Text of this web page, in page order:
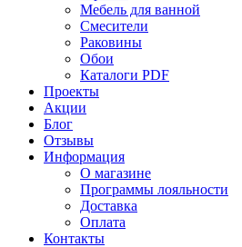
Мебель для ванной
Смесители
Раковины
Обои
Каталоги PDF
Проекты
Акции
Блог
Отзывы
Информация
О магазине
Программы лояльности
Доставка
Оплата
Контакты